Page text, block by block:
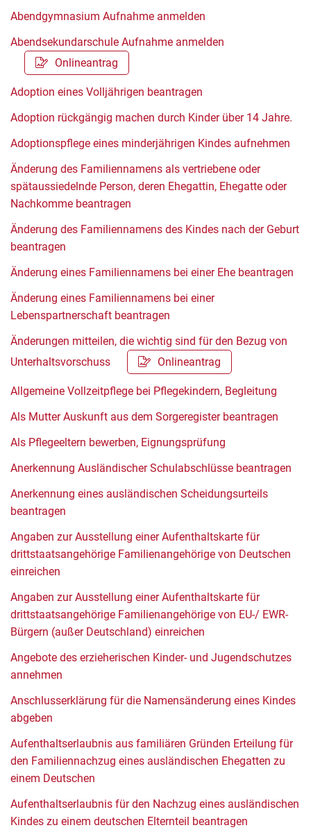
Abendgymnasium Aufnahme anmelden
Abendsekundarschule Aufnahme anmelden
Onlineantrag
Adoption eines Volljährigen beantragen
Adoption rückgängig machen durch Kinder über 14 Jahre.
Adoptionspflege eines minderjährigen Kindes aufnehmen
Änderung des Familiennamens als vertriebene oder
spätaussiedelnde Person, deren Ehegattin, Ehegatte oder
Nachkomme beantragen
Änderung des Familiennamens des Kindes nach der Geburt
beantragen
Änderung eines Familiennamens bei einer Ehe beantragen
Änderung eines Familiennamens bei einer
Lebenspartnerschaft beantragen
Änderungen mitteilen, die wichtig sind für den Bezug von
Unterhaltsvorschuss
Onlineantrag
Allgemeine Vollzeitpflege bei Pflegekindern, Begleitung
Als Mutter Auskunft aus dem Sorgeregister beantragen
Als Pflegeeltern bewerben, Eignungsprüfung
Anerkennung Ausländischer Schulabschlüsse beantragen
Anerkennung eines ausländischen Scheidungsurteils
beantragen
Angaben zur Ausstellung einer Aufenthaltskarte für
drittstaatsangehörige Familienangehörige von Deutschen
einreichen
Angaben zur Ausstellung einer Aufenthaltskarte für
drittstaatsangehörige Familienangehörige von EU-/ EWR-
Bürgern (außer Deutschland) einreichen
Angebote des erzieherischen Kinder- und Jugendschutzes
annehmen
Anschlusserklärung für die Namensänderung eines Kindes
abgeben
Aufenthaltserlaubnis aus familiären Gründen Erteilung für
den Familiennachzug eines ausländischen Ehegatten zu
einem Deutschen
Aufenthaltserlaubnis für den Nachzug eines ausländischen
Kindes zu einem deutschen Elternteil beantragen